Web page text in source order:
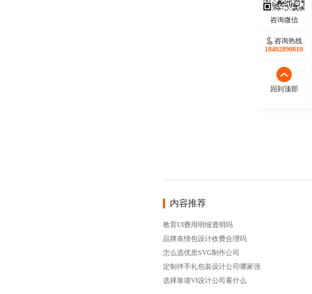
内容推荐
教育UI费用明细透明吗
品牌表情包设计收费合理吗
怎么选优质SVG制作公司
定制伴手礼包装设计公司哪家强
选择靠谱VI设计公司看什么
咨询热线
18402890810
回到顶部